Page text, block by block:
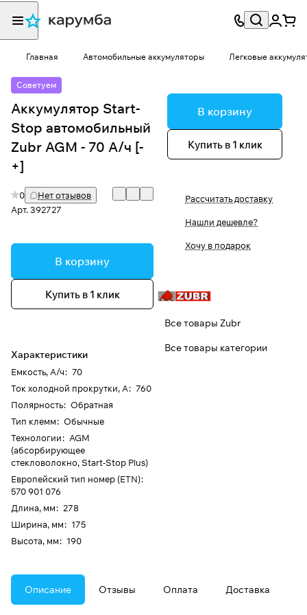
Главная Автомобильные аккумуляторы Легковые
Советуем
Аккумулятор Start-
Stop автомобильный
Zubr AGM - 70 А/ч [-
+]
0
Нет отзывов
Арт.392727
В корзину
Купить в 1 клик
Характеристики
Емкость, А/ч: 70
Ток холодной прокрутки, А: 760
Полярность: Обратная
Тип клемм: Обычные
Технологии: AGM
(абсорбирующее
стекловолокно, Start-Stop Plus)
Европейский тип номер (ETN):
570 901 076
Длина, мм: 278
Ширина, мм: 175
Высота, мм: 190
В корзину
Купить в 1 клик
Рассчитать доставку
Нашли дешевле?
Хочу в подарок
Все товары Zubr
Все товары категории
Описание Отзывы Оплата Доставка